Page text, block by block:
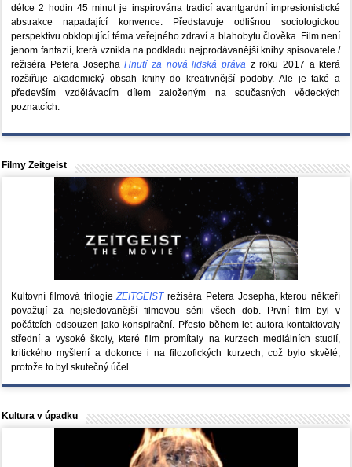
délce 2 hodin 45 minut je inspirována tradicí avantgardní impresionistické
abstrakce napadající konvence. Představuje odlišnou sociologickou
perspektivu obklopující téma veřejného zdraví a blahobytu člověka. Film není
jenom fantazií, která vznikla na podkladu nejprodávanější knihy spisovatele /
režiséra Petera JosephaHnutí za nová lidská právaz roku 2017 a která
rozšiřuje akademický obsah knihy do kreativnější podoby. Ale je také a
především vzdělávacím dílem založeným na současných vědeckých
poznatcích.
Filmy Zeitgeist
Kultovní filmová trilogieZEITGEISTrežiséra Petera Josepha, kterou někteří
považují za nejsledovanější filmovou sérii všech dob. První film byl v
počátcích odsouzen jako konspirační. Přesto během let autora kontaktovaly
střední a vysoké školy, které film promítaly na kurzech mediálních studií,
kritického myšlení a dokonce i na filozofických kurzech, což bylo skvělé,
protože to byl skutečný účel.
Kultura v úpadku